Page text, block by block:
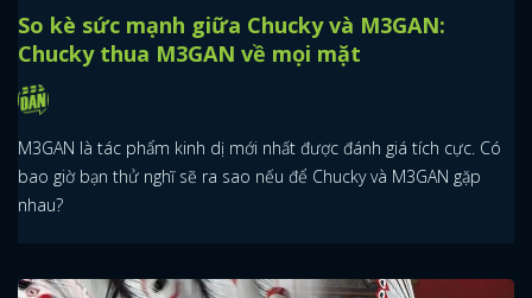
So kè sức mạnh giữa Chucky và M3GAN:
Chucky thua M3GAN về mọi mặt
M3GAN là tác phẩm kinh dị mới nhất được đánh giá tích cực. Có
bao giờ bạn thử nghĩ sẽ ra sao nếu để Chucky và M3GAN gặp
nhau?